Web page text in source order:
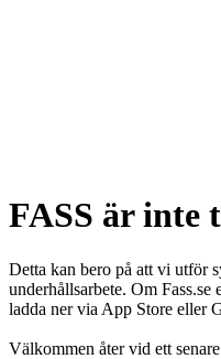
FASS är inte
Detta kan bero på att vi utför
underhållsarbete. Om
ladda ner via App Store eller
Välkommen åter vid ett